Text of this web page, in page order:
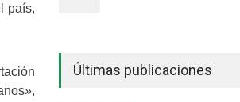
país,
Últimas publicaciones